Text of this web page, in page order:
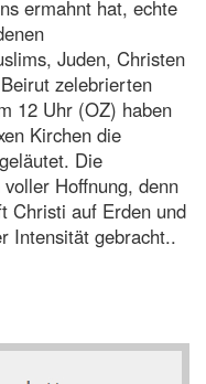
ermahnt hat, echte
Juden, Christen
zelebrierten
12 Uhr (OZ) haben
Kirchen die
Die
Hoffnung, denn
Christi auf Erden und
Intensität gebracht..